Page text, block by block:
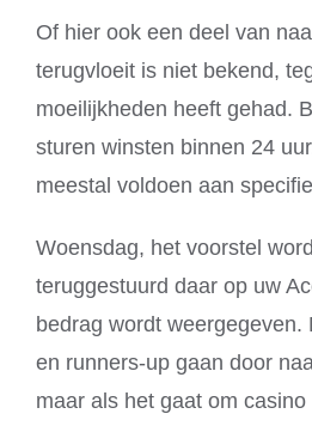
Of hier ook een deel van
terugvloeit is niet bekend,
moeilijkheden heeft gehad.
sturen winsten binnen 24
meestal voldoen aan
Woensdag, het voorstel
teruggestuurd daar op uw
bedrag wordt weergegeven.
en runners-up gaan door
maar als het gaat om